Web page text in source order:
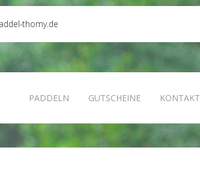
thomy.de
PADDELN GUTSCHEINE KONTAKT